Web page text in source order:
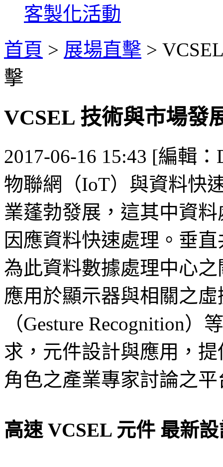
客製化活動
首頁 > 展場直擊 >
擊
VCSEL 技術與市場發
2017-06-16 15:43 [編輯
物聯網（IoT）與資料快
業蓬勃發展，這其中資
因應資料快速處理。垂
為此資料數據處理中心
應用於顯示器與相關之
（Gesture Recognition
求，元件設計與應用，
角色之產業專家討論之平
高速 VCSEL 元件 最新